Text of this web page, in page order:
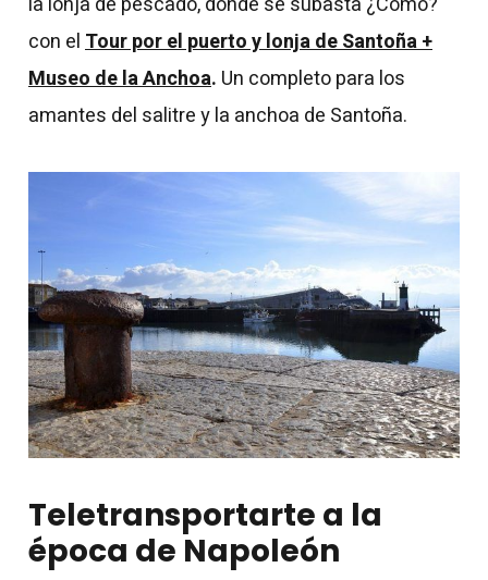
con elTour por el puerto y lonja de Santoña +
Museo de la Anchoa. Un completo para los
amantes del salitre y la anchoa de Santoña.
Teletransportarte a la
época de Napoleón